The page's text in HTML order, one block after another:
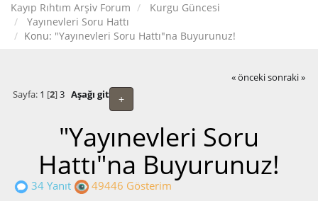
Kayıp Rıhtım Arşiv Forum
Kurgu Güncesi
Yayınevleri Soru Hattı
Konu: "Yayınevleri Soru Hattı"na Buyurunuz!
« önceki sonraki »
+
Sayfa: 1 [2]3 Aşağı git
"Yayınevleri Soru
Hattı"na Buyurunuz!
34 Yanıt 49446 Gösterim